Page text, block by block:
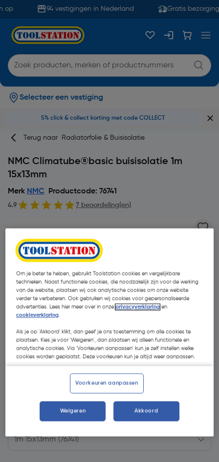
94 vestigingen in Nederland Gratis bezorging
Selecteer een vestiging
5% click & collect korting met code COLLECT
Terug naar Radiatorfolie & Buisisolatie
NMC Climatube®basic buisisolatie 1m
15x13mm
Merk NMC Productcode: 76741
4.9 7 beoordeling(en)
Kies productvariant(2)
Om je beter te helpen, gebruikt Toolstation cookies en vergelijkbare
technieken. Naast functionele cookies, die noodzakelijk zijn voor de werking
van de website, plaatsen wij ook analytische cookies om onze website
verder te verbeteren. Ook gebruiken wij cookies voor gepersonaliseerde
advertenties. Lees hier meer over in onzeprivacyverklaring en
cookieverklaring.
Als je op 'Akkoord' klikt, dan geef je ons toestemming om alle cookies te
plaatsen. Kies je voor 'Weigeren', dan plaatsen wij alleen functionele en
analytische cookies. Via 'Voorkeuren aanpassen' kun je zelf instellen welke
cookies worden geplaatst. Deze voorkeuren kun je altijd weer aanpassen.
Voorkeuren aanpassen
Weigeren Akkoord